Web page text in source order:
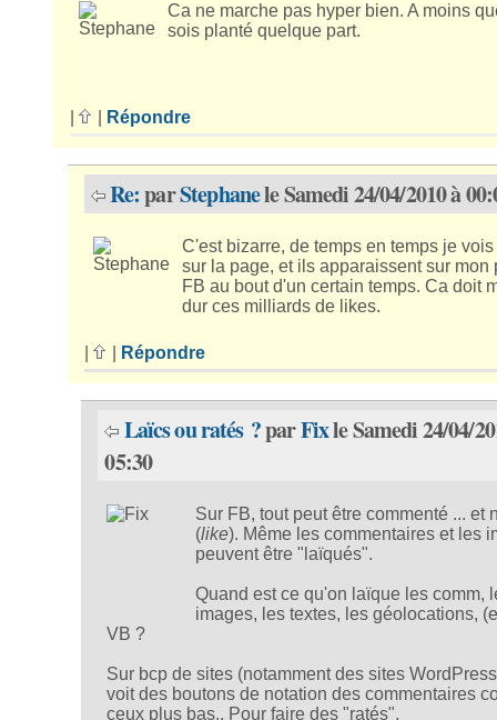
Ca ne marche pas hyper bien. A moins
sois planté quelque part.
Répondre
Re:parStephanele Samedi 24/04/2010 à
C'est bizarre, de temps en temps je
sur la page, et ils apparaissent sur mon
FB au bout d'un certain temps. Ca doit
dur ces milliards de likes.
Répondre
Laïcs ou ratés ?parFixle Samedi 24/04/
05:30
Sur FB, tout peut être commenté ... et
(like). Même les commentaires et les
peuvent être "laïqués".
Quand est ce qu'on laïque les comm,
images, les textes, les géolocations,
VB ?
Sur bcp de sites (notamment des sites
voit des boutons de notation des commentaires
ceux plus bas.. Pour faire des "ratés".